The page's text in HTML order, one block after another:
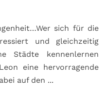
sich für die
und gleichzeitig
Städte kennenlernen
eine hervorragende
auf den ...